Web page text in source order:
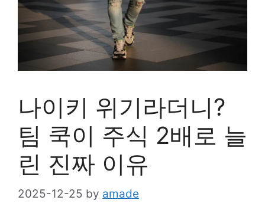
나이키 위기라더니?
팀 쿡이 주식 2배로 늘
린 진짜 이유
2025-12-25 by amade